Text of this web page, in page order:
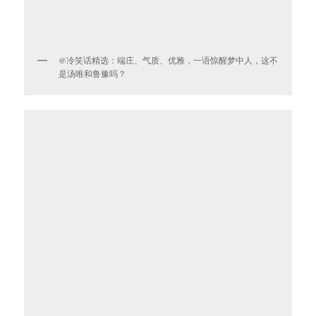
@冷笑话精选：端庄、气质、优雅，一语惊醒梦中人，这不
是汤唯和鲁豫吗？